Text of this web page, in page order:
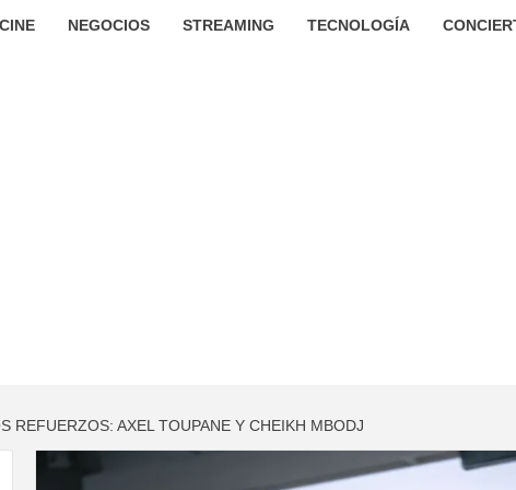
CINE NEGOCIOS STREAMING TECNOLOGÍA
REFUERZOS: AXEL TOUPANE Y CHEIKH MBODJ